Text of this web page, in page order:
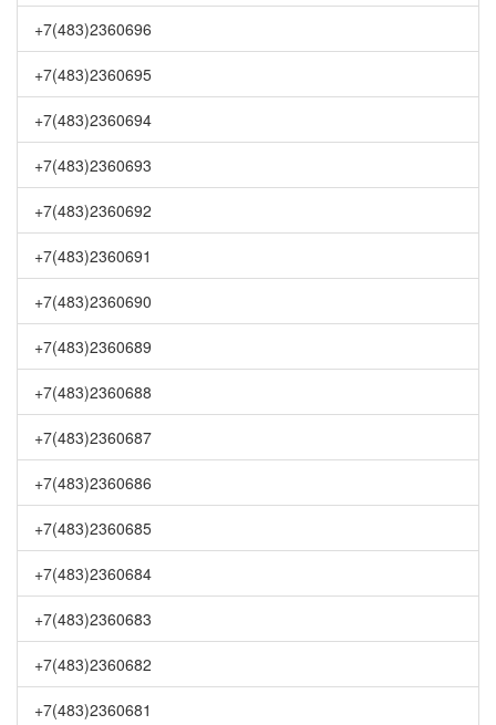
+7(483)2360696
+7(483)2360695
+7(483)2360694
+7(483)2360693
+7(483)2360692
+7(483)2360691
+7(483)2360690
+7(483)2360689
+7(483)2360688
+7(483)2360687
+7(483)2360686
+7(483)2360685
+7(483)2360684
+7(483)2360683
+7(483)2360682
+7(483)2360681